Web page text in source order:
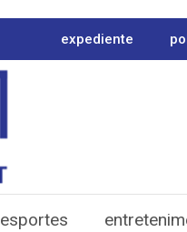
expediente
esportes